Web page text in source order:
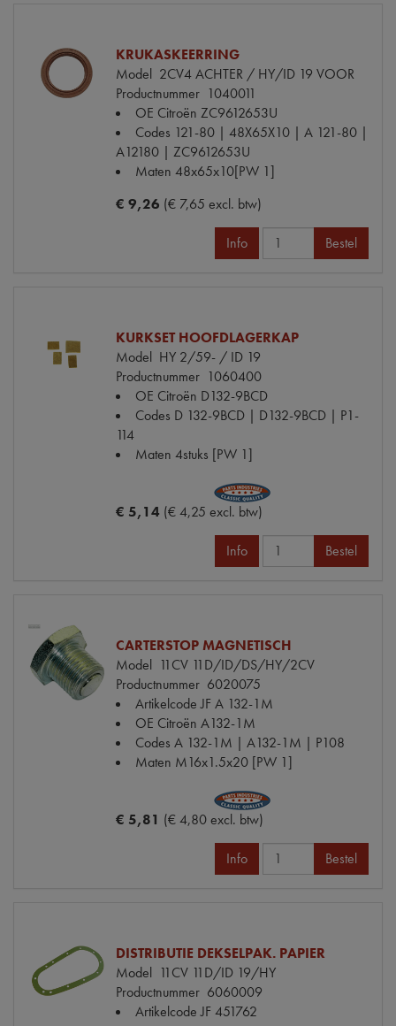
KRUKASKEERRING
Model 2CV4 ACHTER / HY/ID 19 VOOR
Productnummer 1040011
OE Citroën ZC9612653U
Codes 121-80 | 48X65X10 | A 121-80 |
A12180 | ZC9612653U
Maten 48x65x10[PW 1]
€ 9,26 (€ 7,65 excl. btw)
Info Bestel
KURKSET HOOFDLAGERKAP
Model HY 2/59- / ID 19
Productnummer 1060400
OE Citroën D132-9BCD
Codes D 132-9BCD | D132-9BCD | P1-
114
Maten 4stuks [PW 1]
€ 5,14 (€ 4,25 excl. btw)
Info Bestel
CARTERSTOP MAGNETISCH
Model 11CV 11D/ID/DS/HY/2CV
Productnummer 6020075
Artikelcode JFA 132-1M
OE Citroën A132-1M
Codes A 132-1M | A132-1M | P108
Maten M16x1.5x20 [PW 1]
€ 5,81 (€ 4,80 excl. btw)
Info Bestel
DISTRIBUTIE DEKSELPAK. PAPIER
Model 11CV 11D/ID 19/HY
Productnummer 6060009
Artikelcode JF451762